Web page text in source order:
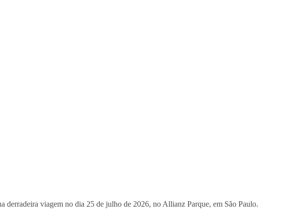
derradeira viagem no dia 25 de julho de 2026, no Allianz Parque, em São Paulo.